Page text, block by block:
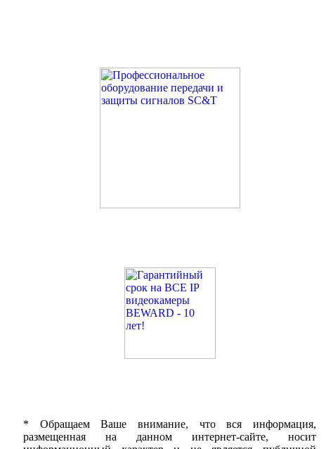
* Обращаем Ваше внимание, что вся информация,
размещенная на данном интернет-сайте, носит